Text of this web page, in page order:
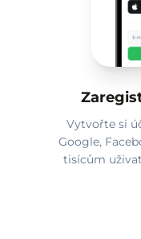
Vytvořte si
Google,
tisícům